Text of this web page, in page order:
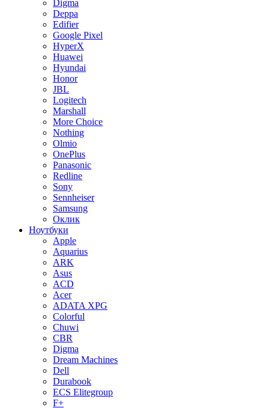
Digma
Deppa
Edifier
Google Pixel
HyperX
Huawei
Hyundai
Honor
JBL
Logitech
Marshall
More Choice
Nothing
Olmio
OnePlus
Panasonic
Redline
Sony
Sennheiser
Samsung
Оклик
Ноутбуки
Apple
Aquarius
ARK
Asus
ACD
Acer
ADATA XPG
Colorful
Chuwi
CBR
Digma
Dream Machines
Dell
Durabook
ECS Elitegroup
F+